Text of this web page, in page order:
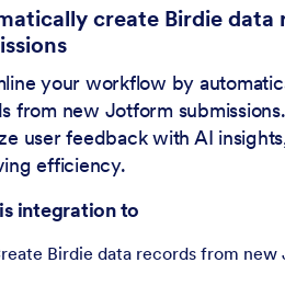
create Birdie
your workflow by
from new Jotform
user feedback with AI
efficiency.
integration to
Birdie data records from new